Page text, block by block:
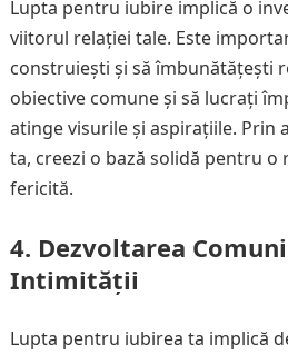
Lupta pentru iubire implică o
viitorul relației tale. Este
construiești și să îmbunătățești
obiective comune și să lucrați
atinge visurile și aspirațiile. Prin
ta, creezi o bază solidă pentru o
fericită.
4. Dezvoltarea
Intimității
Lupta pentru iubirea ta implică